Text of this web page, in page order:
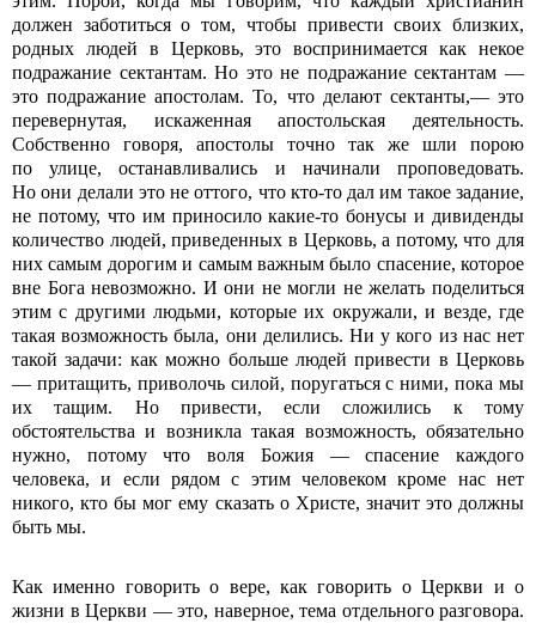
должен заботиться о том, чтобы привести своих близких,
родных людей в Церковь, это воспринимается как некое
подражание сектантам. Но это не подражание сектантам —
это подражание апостолам. То, что делают сектанты,— это
перевернутая, искаженная апостольская деятельность.
Собственно говоря, апостолы точно так же шли порою
по улице, останавливались и начинали проповедовать.
Но они делали это не оттого, что кто-то дал им такое задание,
не потому, что им приносило какие-то бонусы и дивиденды
количество людей, приведенных в Церковь, а потому, что для
них самым дорогим и самым важным было спасение, которое
вне Бога невозможно. И они не могли не желать поделиться
этим с другими людьми, которые их окружали, и везде, где
такая возможность была, они делились. Ни у кого из нас нет
такой задачи: как можно больше людей привести в Церковь
— притащить, приволочь силой, поругаться с ними, пока мы
их тащим. Но привести, если сложились к тому
обстоятельства и возникла такая возможность, обязательно
нужно, потому что воля Божия — спасение каждого
человека, и если рядом с этим человеком кроме нас нет
никого, кто бы мог ему сказать о Христе, значит это должны
быть мы.
Как именно говорить о вере, как говорить о Церкви и о
жизни в Церкви — это, наверное, тема отдельного разговора.